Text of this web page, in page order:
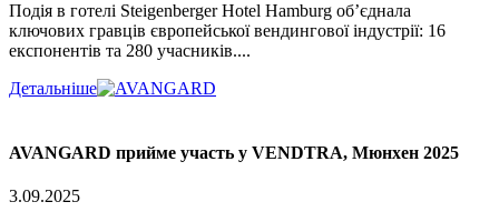
Подія в готелі Steigenberger Hotel Hamburg об’єднала
ключових гравців європейської вендингової індустрії: 16
експонентів та 280 учасників....
Детальніше
AVANGARD прийме участь у VENDTRA, Мюнхен 2025
3.09.2025